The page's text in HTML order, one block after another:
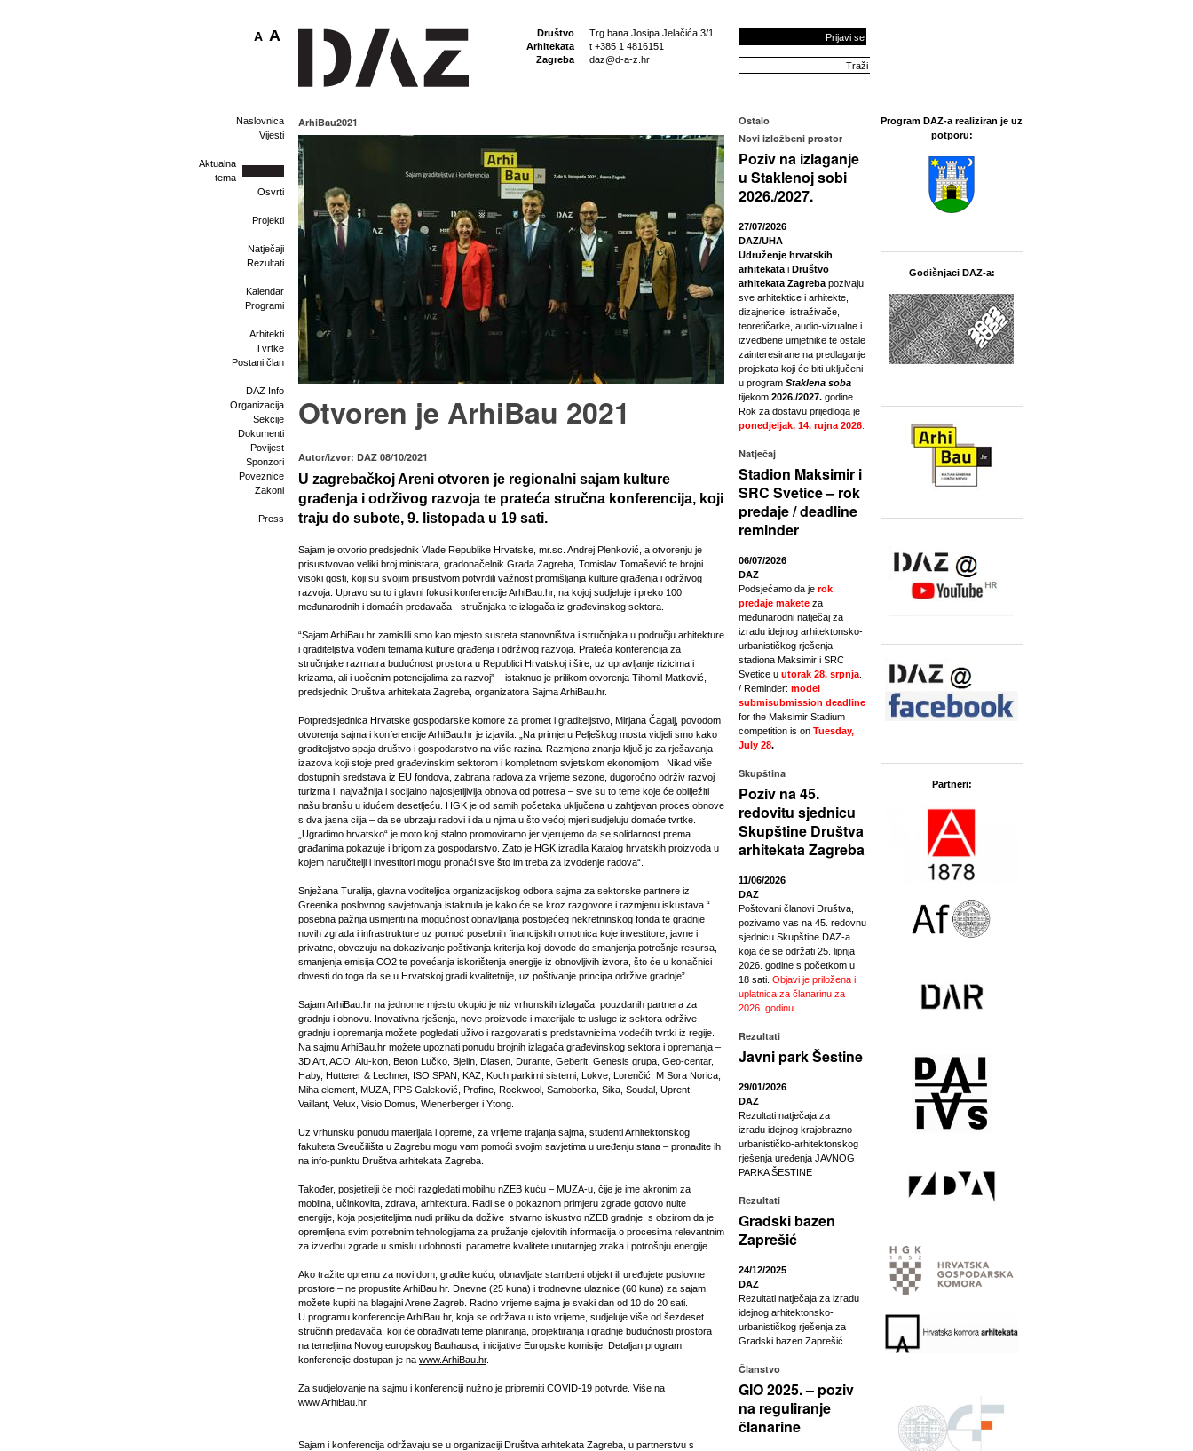
Društvo
Arhitekata
Zagreba
Trg bana Josipa Jelačića 3/1
t +385 1 4816151
daz@d-a-z.hr
Prijavi se
A A
Naslovnica
Vijesti
Aktualna
tema
Osvrti
Projekti
Natječaji
Rezultati
Kalendar
Programi
Arhitekti
Tvrtke
Postani član
DAZ Info
Organizacija
Sekcije
Dokumenti
Povijest
Sponzori
Poveznice
Zakoni
Press
ArhiBau2021
Otvoren je ArhiBau 2021
Autor/izvor: DAZ 08/10/2021
U zagrebačkoj Areni otvoren je regionalni sajam kulture
građenja i održivog razvoja te prateća stručna konferencija, koji
traju do subote, 9. listopada u 19 sati.
Sajam je otvorio predsjednik Vlade Republike Hrvatske, mr.sc. Andrej Plenković, a otvorenju je
prisustvovao veliki broj ministara, gradonačelnik Grada Zagreba, Tomislav Tomašević te brojni
visoki gosti, koji su svojim prisustvom potvrdili važnost promišljanja kulture građenja i održivog
razvoja. Upravo su to i glavni fokusi konferencije ArhiBau.hr, na kojoj sudjeluje i preko 100
međunarodnih i domaćih predavača - stručnjaka te izlagača iz građevinskog sektora.
“Sajam ArhiBau.hr zamislili smo kao mjesto susreta stanovništva i stručnjaka u području arhitekture
i graditeljstva vođeni temama kulture građenja i održivog razvoja. Prateća konferencija za
stručnjake razmatra budućnost prostora u Republici Hrvatskoj i šire, uz upravljanje rizicima i
krizama, ali i uočenim potencijalima za razvoj” – istaknuo je prilikom otvorenja Tihomil Matković,
predsjednik Društva arhitekata Zagreba, organizatora Sajma ArhiBau.hr.
Potpredsjednica Hrvatske gospodarske komore za promet i graditeljstvo, Mirjana Čagalj, povodom
otvorenja sajma i konferencije ArhiBau.hr je izjavila: „Na primjeru Pelješkog mosta vidjeli smo kako
graditeljstvo spaja društvo i gospodarstvo na više razina. Razmjena znanja ključ je za rješavanja
izazova koji stoje pred građevinskim sektorom i kompletnom svjetskom ekonomijom. Nikad više
dostupnih sredstava iz EU fondova, zabrana radova za vrijeme sezone, dugoročno održiv razvoj
turizma i najvažnija i socijalno najosjetljivija obnova od potresa – sve su to teme koje će obilježiti
našu branšu u idućem desetljeću. HGK je od samih početaka uključena u zahtjevan proces obnove
s dva jasna cilja – da se ubrzaju radovi i da u njima u što većoj mjeri sudjeluju domaće tvrtke.
„Ugradimo hrvatsko“ je moto koji stalno promoviramo jer vjerujemo da se solidarnost prema
građanima pokazuje i brigom za gospodarstvo. Zato je HGK izradila Katalog hrvatskih proizvoda u
kojem naručitelji i investitori mogu pronaći sve što im treba za izvođenje radova“.
Snježana Turalija, glavna voditeljica organizacijskog odbora sajma za sektorske partnere iz
Greenika poslovnog savjetovanja istaknula je kako će se kroz razgovore i razmjenu iskustava “…
posebna pažnja usmjeriti na mogućnost obnavljanja postojećeg nekretninskog fonda te gradnje
novih zgrada i infrastrukture uz pomoć posebnih financijskih omotnica koje investitore, javne i
privatne, obvezuju na dokazivanje poštivanja kriterija koji dovode do smanjenja potrošnje resursa,
smanjenja emisija CO2 te povećanja iskorištenja energije iz obnovljivih izvora, što će u konačnici
dovesti do toga da se u Hrvatskoj gradi kvalitetnije, uz poštivanje principa održive gradnje”.
Sajam ArhiBau.hr na jednome mjestu okupio je niz vrhunskih izlagača, pouzdanih partnera za
gradnju i obnovu. Inovativna rješenja, nove proizvode i materijale te usluge iz sektora održive
gradnju i opremanja možete pogledati uživo i razgovarati s predstavnicima vodećih tvrtki iz regije.
Na sajmu ArhiBau.hr možete upoznati ponudu brojnih izlagača građevinskog sektora i opremanja –
3D Art, ACO, Alu-kon, Beton Lučko, Bjelin, Diasen, Durante, Geberit, Genesis grupa, Geo-centar,
Haby, Hutterer & Lechner, ISO SPAN, KAZ, Koch parkirni sistemi, Lokve, Lorenčić, M Sora Norica,
Miha element, MUZA, PPS Galeković, Profine, Rockwool, Samoborka, Sika, Soudal, Uprent,
Vaillant, Velux, Visio Domus, Wienerberger i Ytong.
Uz vrhunsku ponudu materijala i opreme, za vrijeme trajanja sajma, studenti Arhitektonskog
fakulteta Sveučilišta u Zagrebu mogu vam pomoći svojim savjetima u uređenju stana – pronađite ih
na info-punktu Društva arhitekata Zagreba.
Također, posjetitelji će moći razgledati mobilnu nZEB kuću – MUZA-u, čije je ime akronim za
mobilna, učinkovita, zdrava, arhitektura. Radi se o pokaznom primjeru zgrade gotovo nulte
energije, koja posjetiteljima nudi priliku da dožive stvarno iskustvo nZEB gradnje, s obzirom da je
opremljena svim potrebnim tehnologijama za pružanje cjelovitih informacija o procesima relevantnim
za izvedbu zgrade u smislu udobnosti, parametre kvalitete unutarnjeg zraka i potrošnju energije.
Ako tražite opremu za novi dom, gradite kuću, obnavljate stambeni objekt ili uređujete poslovne
prostore – ne propustite ArhiBau.hr. Dnevne (25 kuna) i trodnevne ulaznice (60 kuna) za sajam
možete kupiti na blagajni Arene Zagreb. Radno vrijeme sajma je svaki dan od 10 do 20 sati.
U programu konferencije ArhiBau.hr, koja se održava u isto vrijeme, sudjeluje više od šezdeset
stručnih predavača, koji će obrađivati teme planiranja, projektiranja i gradnje budućnosti prostora
na temeljima Novog europskog Bauhausa, inicijative Europske komisije. Detaljan program
konferencije dostupan je na www.ArhiBau.hr.
Za sudjelovanje na sajmu i konferenciji nužno je pripremiti COVID-19 potvrde. Više na
www.ArhiBau.hr.
Sajam i konferencija održavaju se u organizaciji Društva arhitekata Zagreba, u partnerstvu s
Ostalo
Novi izložbeni prostor
Poziv na izlaganje
u Staklenoj sobi
2026./2027.
27/07/2026
DAZ/UHA
Udruženje hrvatskih
arhitekata i Društvo
arhitekata Zagreba pozivaju
sve arhitektice i arhitekte,
dizajnerice, istraživače,
teoretičarke, audio-vizualne i
izvedbene umjetnike te ostale
zainteresirane na predlaganje
projekata koji će biti uključeni
u program Staklena soba
tijekom 2026./2027. godine.
Rok za dostavu prijedloga je
ponedjeljak, 14. rujna 2026
Natječaj
Stadion Maksimir i
SRC Svetice – rok
predaje / deadline
reminder
06/07/2026
DAZ
Podsjećamo da je rok
predaje makete za
međunarodni natječaj za
izradu idejnog arhitektonsko-
urbanističkog rješenja
stadiona Maksimir i SRC
Svetice u utorak 28. srpnja
/ Reminder: model
submisubmission deadline
for the Maksimir Stadium
competition is on Tuesday,
July 28.
Skupština
Poziv na 45.
redovitu sjednicu
Skupštine Društva
arhitekata Zagreba
11/06/2026
DAZ
Poštovani članovi Društva,
pozivamo vas na 45. redovnu
sjednicu Skupštine DAZ-a
koja će se održati 25. lipnja
2026. godine s početkom u
18 sati. Objavi je priložena i
uplatnica za članarinu za
2026. godinu.
Rezultati
Javni park Šestine
29/01/2026
DAZ
Rezultati natječaja za
izradu idejnog krajobrazno-
urbanističko-arhitektonskog
rješenja uređenja JAVNOG
PARKA ŠESTINE
Rezultati
Gradski bazen
Zaprešić
24/12/2025
DAZ
Rezultati natječaja za izradu
idejnog arhitektonsko-
urbanističkog rješenja za
Gradski bazen Zaprešić.
Članstvo
GIO 2025. – poziv
na reguliranje
članarine
Program DAZ-a realiziran je uz
potporu:
Godišnjaci DAZ-a:
Partneri: